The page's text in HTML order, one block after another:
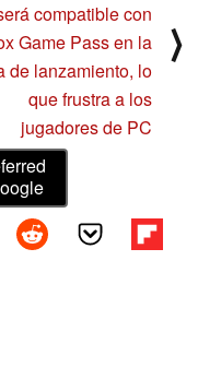
compatible con
Game Pass en la
de lanzamiento, lo
que frustra a los
jugadores de PC
⟩